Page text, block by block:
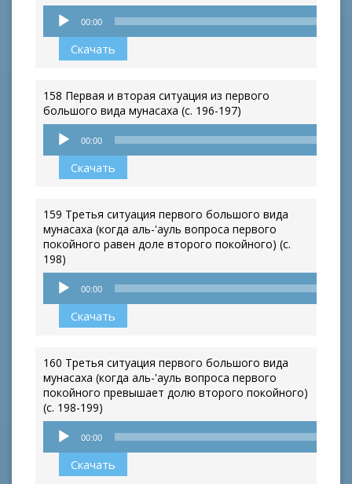
Аудиоплеер
00:00
Скачать
158 Первая и вторая ситуация из первого
большого вида мунасаха (с. 196-197)
Аудиоплеер
00:00
Скачать
159 Третья ситуация первого большого вида
мунасаха (когда аль-'ауль вопроса первого
покойного равен доле второго покойного) (с.
198)
Аудиоплеер
00:00
Скачать
160 Третья ситуация первого большого вида
мунасаха (когда аль-'ауль вопроса первого
покойного превышает долю второго покойного)
(с. 198-199)
Аудиоплеер
00:00
Скачать